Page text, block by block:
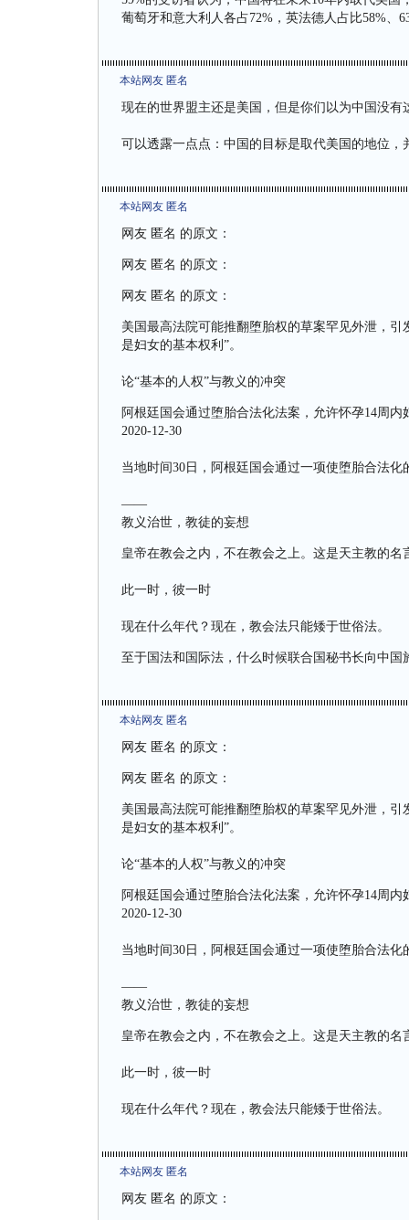
葡萄牙和意大利人各占72%，英法德人占比58%、
本站网友 匿名
现在的世界盟主还是美国，但是你们以为中国没有
可以透露一点点：中国的目标是取代美国的地位，
本站网友 匿名
网友 匿名 的原文：
网友 匿名 的原文：
网友 匿名 的原文：
美国最高法院可能推翻堕胎权的草案罕见外泄，
是妇女的基本权利”。
论“基本的人权”与教义的冲突
阿根廷国会通过堕胎合法化法案，允许怀孕14周内
2020-12-30
当地时间30日，阿根廷国会通过一项使堕胎合法
——
教义治世，教徒的妄想
皇帝在教会之内，不在教会之上。这是天主教的名
此一时，彼一时
现在什么年代？现在，教会法只能矮于世俗法。
至于国法和国际法，什么时候联合国秘书长向中国
本站网友 匿名
网友 匿名 的原文：
网友 匿名 的原文：
美国最高法院可能推翻堕胎权的草案罕见外泄，
是妇女的基本权利”。
论“基本的人权”与教义的冲突
阿根廷国会通过堕胎合法化法案，允许怀孕14周内
2020-12-30
当地时间30日，阿根廷国会通过一项使堕胎合法
——
教义治世，教徒的妄想
皇帝在教会之内，不在教会之上。这是天主教的名
此一时，彼一时
现在什么年代？现在，教会法只能矮于世俗法。
本站网友 匿名
网友 匿名 的原文：